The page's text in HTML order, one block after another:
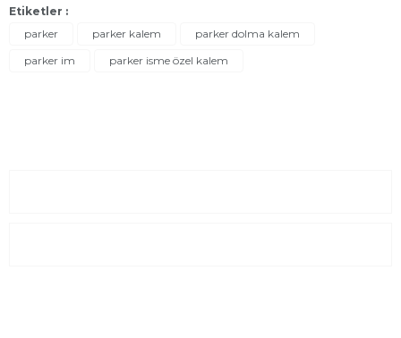
Etiketler :
parker
parker kalem
parker dolma kalem
parker im
parker isme özel kalem